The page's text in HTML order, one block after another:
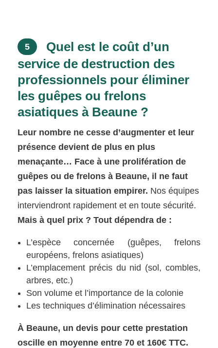
5
Quel est le coût d’un
service de destruction des
professionnels pour éliminer
les guêpes ou frelons
asiatiques à Beaune ?
Leur nombre ne cesse d’augmenter et leur
présence devient de plus en plus
menaçante… Face à une prolifération de
guêpes ou de frelons à Beaune, il ne faut
pas laisser la situation empirer. Nos équipes
interviendront rapidement et en toute sécurité.
Mais à quel prix ? Tout dépendra de :
L’espèce concernée (guêpes, frelons
européens, frelons asiatiques)
L’emplacement précis du nid (sol, combles,
arbres, etc.)
Son volume et l’importance de la colonie
Les techniques d’élimination nécessaires
À Beaune, un devis pour cette prestation
oscille en moyenne entre 70 et 160€ TTC.